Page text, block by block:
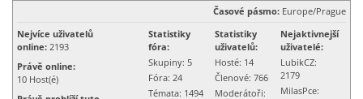
Časové pásmo: Europe/Prague
Nejvíce uživatelů
online: 2193
Právě online:
10 Host(é)
Nejaktivnejší
uživatelé:
LubikCZ:
2179
MilasPce:
Statistiky
uživatelů:
Hosté: 14
Členové: 766
Moderátoři:
Statistiky
fóra:
Skupiny: 5
Fóra: 24
Témata: 1494